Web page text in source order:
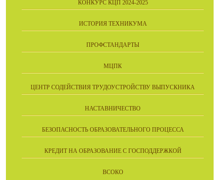
КОНКУРС КЦП 2024-2025
ИСТОРИЯ ТЕХНИКУМА
ПРОФСТАНДАРТЫ
МЦПК
ЦЕНТР СОДЕЙСТВИЯ ТРУДОУСТРОЙСТВУ ВЫПУСКНИКА
НАСТАВНИЧЕСТВО
БЕЗОПАСНОСТЬ ОБРАЗОВАТЕЛЬНОГО ПРОЦЕССА
КРЕДИТ НА ОБРАЗОВАНИЕ С ГОСПОДДЕРЖКОЙ
ВСОКО